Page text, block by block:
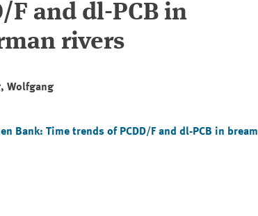
F and dl-PCB in
rivers
Wolfgang
Bank: Time trends of PCDD/F and dl-PCB in bream